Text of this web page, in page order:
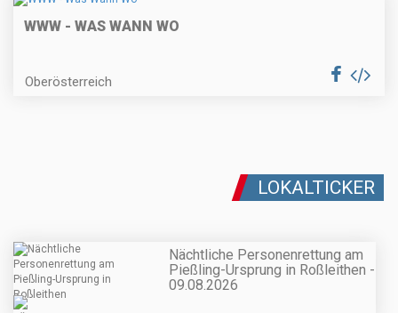
WWW - WAS WANN WO
Oberösterreich
LOKALTICKER
Nächtliche Personenrettung am
Pießling-Ursprung in Roßleithen -
09.08.2026